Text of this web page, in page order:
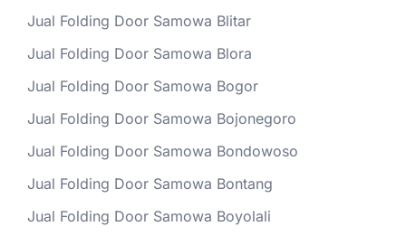
Jual Folding Door Samowa Blitar
Jual Folding Door Samowa Blora
Jual Folding Door Samowa Bogor
Jual Folding Door Samowa Bojonegoro
Jual Folding Door Samowa Bondowoso
Jual Folding Door Samowa Bontang
Jual Folding Door Samowa Boyolali